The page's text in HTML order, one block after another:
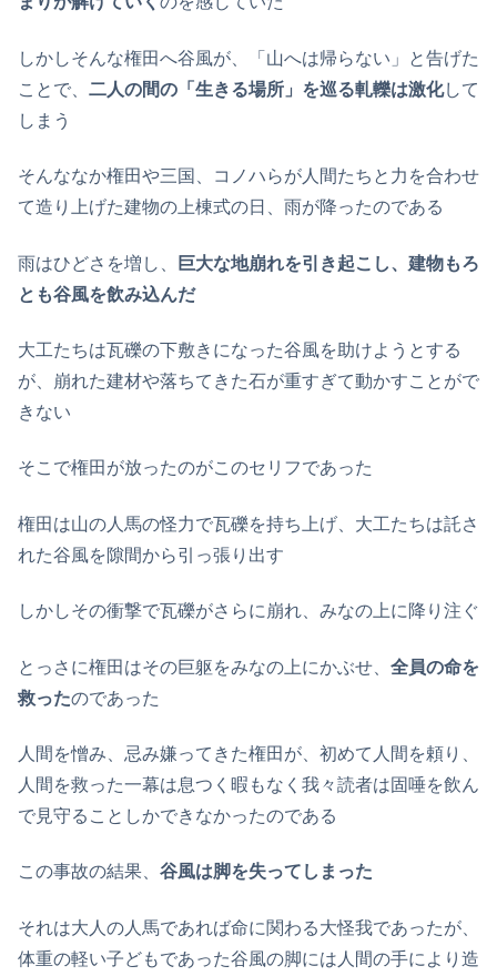
しかしそんな権田へ谷風が、「山へは帰らない」と告げた
ことで、 二人の間の「生きる場所」を巡る軋轢は激化して
しまう
そんななか権田や三国、コノハらが人間たちと力を合わせ
て造り上げた建物の上棟式の日、雨が降ったのである
雨はひどさを増し、
巨大な地崩れを引き起こし、建物もろ
とも谷風を飲み込んだ
大工たちは瓦礫の下敷きになった谷風を助けようとする
が、崩れた建材や落ちてきた石が重すぎて動かすことがで
きない
そこで権田が放ったのがこのセリフであった
権田は山の人馬の怪力で瓦礫を持ち上げ、大工たちは託さ
れた谷風を隙間から引っ張り出す
しかしその衝撃で瓦礫がさらに崩れ、みなの上に降り注ぐ
とっさに権田はその巨躯をみなの上にかぶせ、 全員の命を
救ったのであった
人間を憎み、忌み嫌ってきた権田が、初めて人間を頼り、
人間を救った一幕は息つく暇もなく我々読者は固唾を飲ん
で見守ることしかできなかったのである
この事故の結果、 谷風は脚を失ってしまった
それは大人の人馬であれば命に関わる大怪我であったが、
体重の軽い子どもであった谷風の脚には人間の手により造